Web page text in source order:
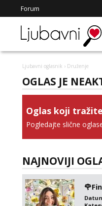
Forum
Ljubavni oglasnik › Druženje
OGLAS JE
Oglas koji
Pogledajte slične
NAJNOVIJI